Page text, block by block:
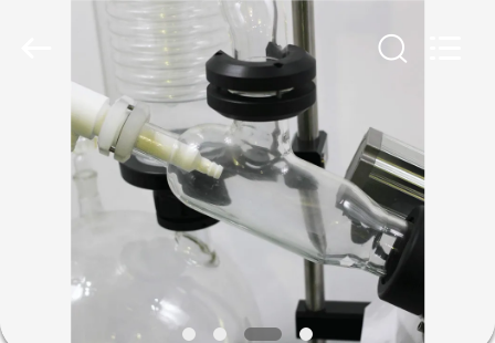
HAUS
PRODUKTE